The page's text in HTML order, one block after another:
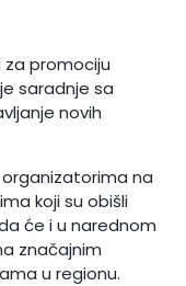
za promociju
saradnje sa
novih
organizatorima na
koji su obišli
će i u narednom
značajnim
u regionu.